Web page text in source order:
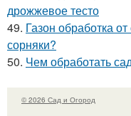
дрожжевое тесто
49. Газон обработка
сорняки?
50. Чем обработать
© 2026 Сад и Огород